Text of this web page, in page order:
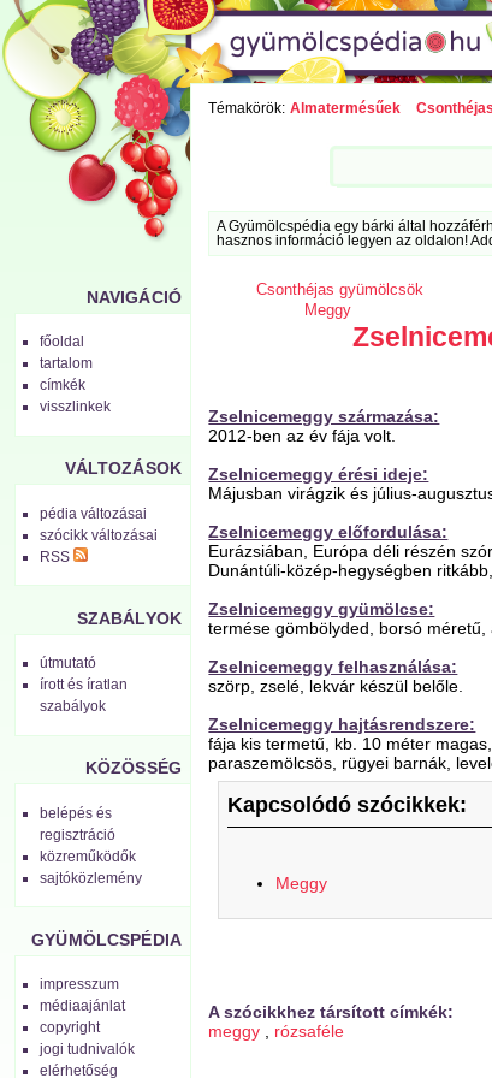
NAVIGÁCIÓ
főoldal
tartalom
címkék
visszlinkek
VÁLTOZÁSOK
pédia változásai
szócikk változásai
RSS
SZABÁLYOK
útmutató
írott és íratlan
szabályok
KÖZÖSSÉG
belépés és
regisztráció
közreműködők
sajtóközlemény
GYÜMÖLCSPÉDIA
impresszum
médiaajánlat
copyright
jogi tudnivalók
elérhetőség
Témakörök: Almatermésűek
A Gyümölcspédia egy bárki által
hasznos információ legyen az oldalon!
Csonthéjas gyümölcsök
Meggy
Zselnicemeggy származása:
2012-ben az év fája volt.
Zselnicemeggy érési ideje:
Májusban virágzik és július-
Zselnicemeggy előfordulása:
Eurázsiában, Európa déli részén
Dunántúli-közép-hegységben
Zselnicemeggy gyümölcse:
termése gömbölyded, borsó
Zselnicemeggy felhasználása:
szörp, zselé, lekvár készül belőle.
Zselnicemeggy hajtásrendszere:
fája kis termetű, kb. 10 méter
paraszemölcsös, rügyei barnák,
Kapcsolódó szócikkek:
Meggy
A szócikkhez társított címkék:
meggy , rózsaféle